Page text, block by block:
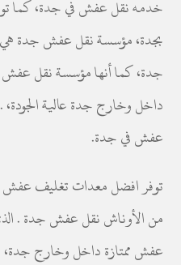
خدمه نقل عفش في جدة، كما
بجدة، مؤسسة نقل عفش جدة
جدة، كما أنها مؤسسة نقل
داخل وخارج جدة عالية
عفش في جدة.
توفر افضل معدات تغليف عفش
من الأوناش نقل عفش جدة .
عفش ممتازة داخل وخارج